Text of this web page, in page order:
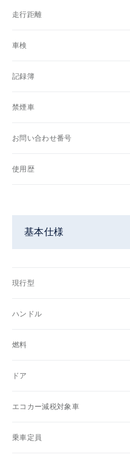
走行距離
車検
記録簿
禁煙車
お問い合わせ番号
使用歴
基本仕様
現行型
ハンドル
燃料
ドア
エコカー減税対象車
乗車定員